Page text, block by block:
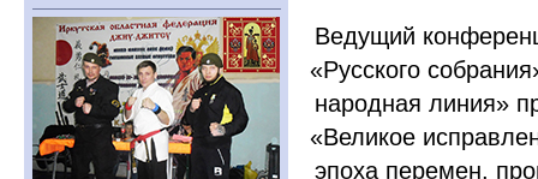
Ведущий
«Русского
народная линия»
«Великое
эпоха перемен,